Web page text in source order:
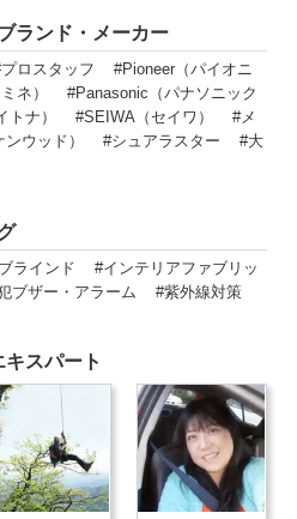
ランド・メーカー
ロスタッフ
#Pioneer（パイオニ
ネ）
#Panasonic（パナソニック
ナ） #SEIWA（セイワ）
#メ
ウッド） #シュアラスター
#大
ラインド
#インテリアファブリッ
ブザー・アラーム #紫外線対策
スパート